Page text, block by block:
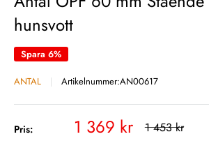
hunsvott
Spara 6%
ANTAL Artikelnummer:AN00617
Pris: Vårt
1 369 kr 1 453 kr